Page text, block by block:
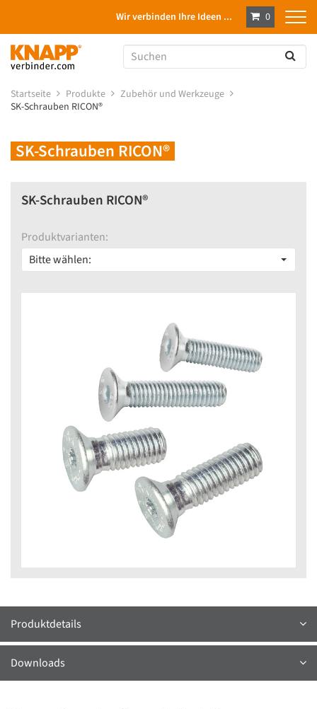
Wir verbinden Ihre Ideen ... 0
Startseite Produkte
Zubehör und Werkzeuge
SK-Schrauben RICON®
SK-Schrauben RICON®
SK-Schrauben RICON®
Produktvarianten:
Bitte wählen:
Produktdetails
Downloads